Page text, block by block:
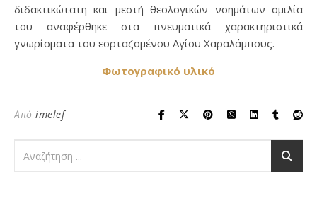
διδακτικώτατη και μεστή θεολογικών νοημάτων ομιλία
του αναφέρθηκε στα πνευματικά χαρακτηριστικά
γνωρίσματα του εορταζομένου Αγίου Χαραλάμπους.
Φωτογραφικό υλικό
Από imelef